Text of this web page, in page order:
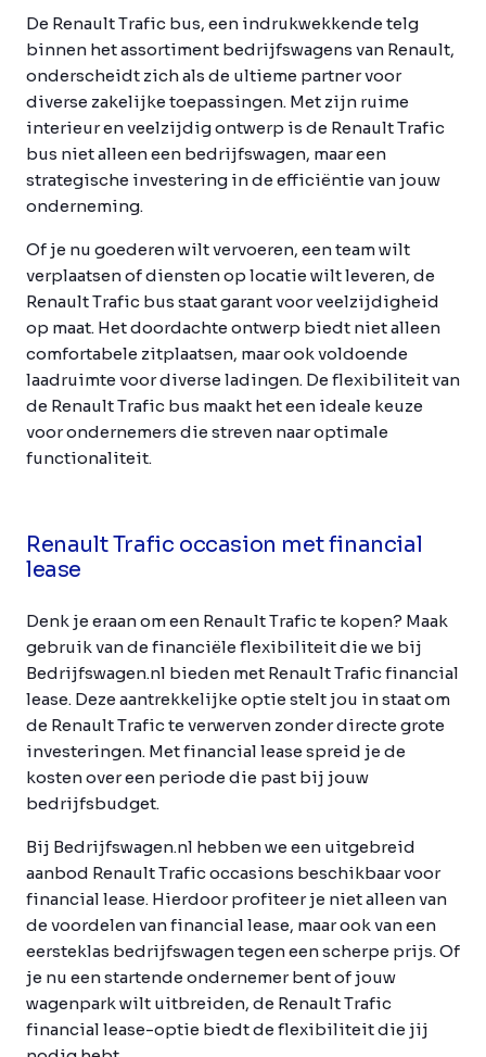
De Renault Trafic bus, een indrukwekkende telg
binnen het assortiment bedrijfswagens van Renault,
onderscheidt zich als de ultieme partner voor
diverse zakelijke toepassingen. Met zijn ruime
interieur en veelzijdig ontwerp is de Renault Trafic
bus niet alleen een bedrijfswagen, maar een
strategische investering in de efficiëntie van jouw
onderneming.
Of je nu goederen wilt vervoeren, een team wilt
verplaatsen of diensten op locatie wilt leveren, de
Renault Trafic bus staat garant voor veelzijdigheid
op maat. Het doordachte ontwerp biedt niet alleen
comfortabele zitplaatsen, maar ook voldoende
laadruimte voor diverse ladingen. De flexibiliteit van
de Renault Trafic bus maakt het een ideale keuze
voor ondernemers die streven naar optimale
functionaliteit.
Renault Trafic occasion met financial
lease
Denk je eraan om een Renault Trafic te kopen? Maak
gebruik van de financiële flexibiliteit die we bij
Bedrijfswagen.nl bieden met Renault Trafic financial
lease. Deze aantrekkelijke optie stelt jou in staat om
de Renault Trafic te verwerven zonder directe grote
investeringen. Met financial lease spreid je de
kosten over een periode die past bij jouw
bedrijfsbudget.
Bij Bedrijfswagen.nl hebben we een uitgebreid
aanbod Renault Trafic occasions beschikbaar voor
financial lease. Hierdoor profiteer je niet alleen van
de voordelen van financial lease, maar ook van een
eersteklas bedrijfswagen tegen een scherpe prijs. Of
je nu een startende ondernemer bent of jouw
wagenpark wilt uitbreiden, de Renault Trafic
financial lease-optie biedt de flexibiliteit die jij